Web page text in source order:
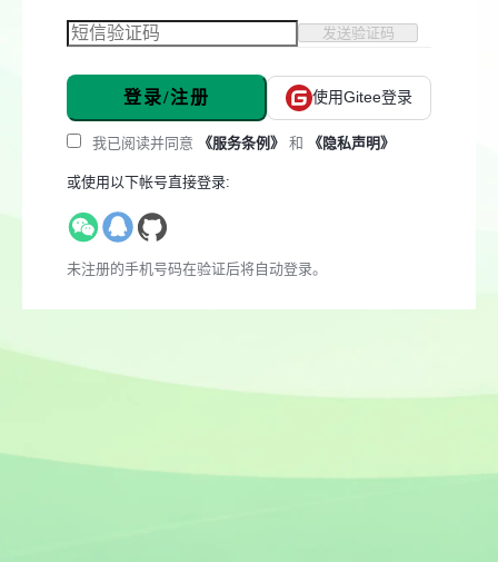
发送验证码
登录/注册 使用Gitee登录
我已阅读并同意 《服务条例》 和 《隐私声明》
或使用以下帐号直接登录:
未注册的手机号码在验证后将自动登录。